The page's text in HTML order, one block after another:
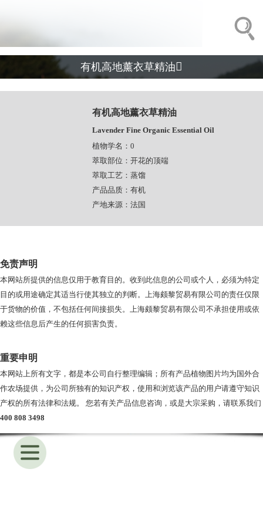
有机高地薰衣草精油
有机高地薰衣草精油
Lavender Fine Organic Essential Oil
植物学名：0
萃取部位：开花的顶端
萃取工艺：蒸馏
产品品质：有机
产地来源：法国
免责声明
本网站所提供的信息仅用于教育目的。收到此信息的公司或个人，必须为特定
目的或用途确定其适当行使其独立的判断。上海颇黎贸易有限公司的责任仅限
于货物的价值，不包括任何间接损失。上海颇黎贸易有限公司不承担使用或依
赖这些信息后产生的任何损害负责。
重要申明
本网站上所有文字，都是本公司自行整理编辑；所有产品植物图片均为国外合
作农场提供，为公司所独有的知识产权，使用和浏览该产品的用户请遵守知识
产权的所有法律和法规。 您若有关产品信息咨询，或是大宗采购，请联系我们
400 808 3498